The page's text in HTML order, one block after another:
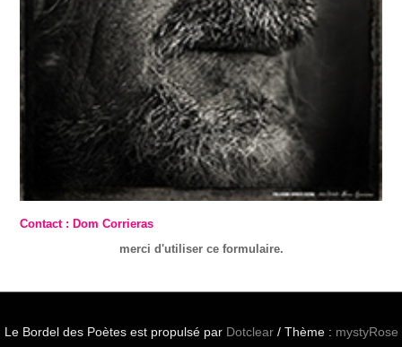
Contact : Dom Corrieras
merci d'utiliser ce formulaire.
Le Bordel des Poètes est propulsé par Dotclear/ Thème : mystyRose